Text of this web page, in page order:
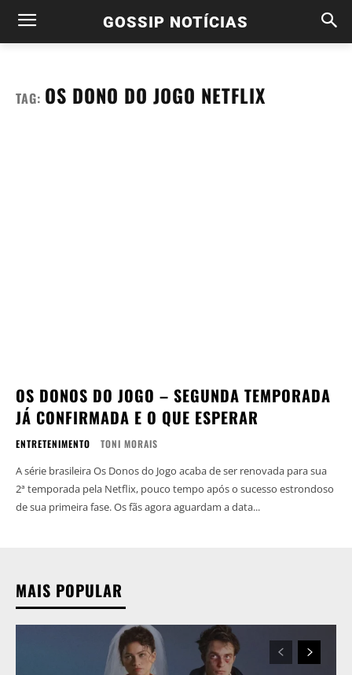
GOSSIP NOTÍCIAS
TAG: OS DONO DO JOGO NETFLIX
OS DONOS DO JOGO – SEGUNDA TEMPORADA
JÁ CONFIRMADA E O QUE ESPERAR
ENTRETENIMENTO TONI MORAIS
A série brasileira Os Donos do Jogo acaba de ser renovada para sua
2ª temporada pela Netflix, pouco tempo após o sucesso estrondoso
de sua primeira fase. Os fãs agora aguardam a data...
MAIS POPULAR